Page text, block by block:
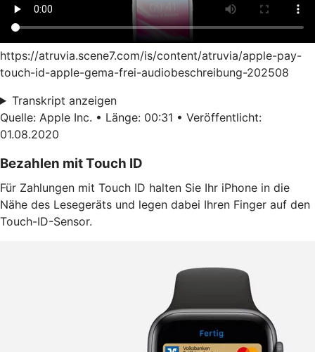
https://atruvia.scene7.com/is/content/atruvia/apple-pay-
touch-id-apple-gema-frei-audiobeschreibung-202508
Transkript anzeigen
Quelle: Apple Inc. • Länge: 00:31 • Veröffentlicht:
01.08.2020
Bezahlen mit Touch ID
Für Zahlungen mit Touch ID halten Sie Ihr iPhone in die
Nähe des Lesegeräts und legen dabei Ihren Finger auf den
Touch-ID-Sensor.